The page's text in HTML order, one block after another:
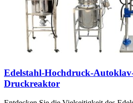
Edelstahl-Hochdruck-
Druckreaktor